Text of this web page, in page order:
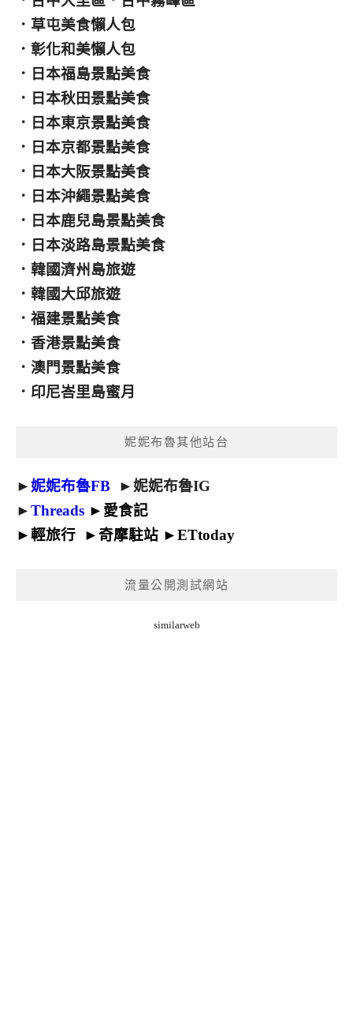
． 草屯美食懶人包
． 彰化和美懶人包
． 日本福島景點美食
． 日本秋田景點美食
． 日本東京景點美食
． 日本京都景點美食
． 日本大阪景點美食
． 日本沖繩景點美食
． 日本鹿兒島景點美食
． 日本淡路島景點美食
． 韓國濟州島旅遊
． 韓國大邱旅遊
． 福建景點美食
． 香港景點美食
． 澳門景點美食
． 印尼峇里島蜜月
妮妮布魯其他站台
►妮妮布魯FB ►妮妮布魯IG
►Threads ► 愛食記
►輕旅行 ► 奇摩駐站 ►ETtoday
流量公開測試網站
similarweb